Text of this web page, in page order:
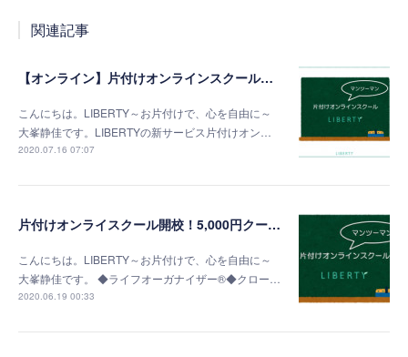
関連記事
【オンライン】片付けオンラインスクールで、どんどん片付きます！
こんにちは。LIBERTY～お片付けで、心を自由に～
大峯静佳です。LIBERTYの新サービス片付けオン…
2020.07.16 07:07
片付けオンライスクール開校！5,000円クーポンプレゼント！
こんにちは。LIBERTY～お片付けで、心を自由に～
大峯静佳です。 ◆ライフオーガナイザー®◆クロー…
2020.06.19 00:33